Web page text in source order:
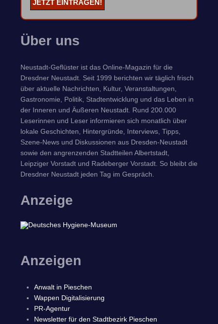
Über uns
Neustadt-Geflüster ist das Online-Magazin für die
Dresdner Neustadt. Seit 1999 berichten wir täglich frisch
über aktuelle Nachrichten, Kultur, Veranstaltungen,
Gastronomie, Politik, Stadtentwicklung und das Leben in
der Inneren und Äußeren Neustadt. Rund 200.000
Leserinnen und Leser informieren sich monatlich über
lokale Geschichten, Hintergründe, Interviews, Tipps,
Szene-News und Diskussionen aus Dresden-Neustadt
sowie den angrenzenden Stadtteilen Albertstadt,
Leipziger Vorstadt und Radeberger Vorstadt. So bleibt die
Dresdner Neustadt jeden Tag im Gespräch.
Anzeige
Anzeigen
Anwalt in Pieschen
Wappen Digitalisierung
PR-Agentur
Newsletter für den Stadtbezirk Pieschen